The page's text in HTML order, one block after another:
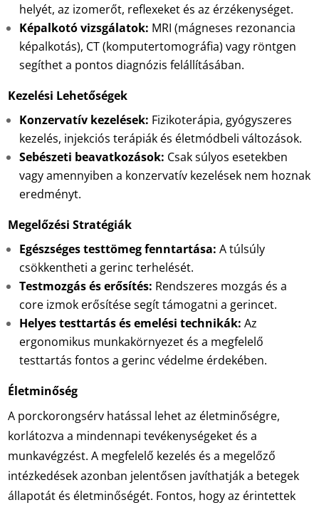
helyét, az izomerőt, reflexeket és az érzékenységet.
Képalkotó vizsgálatok: MRI (mágneses rezonancia
képalkotás), CT (komputertomográfia) vagy röntgen
segíthet a pontos diagnózis felállításában.
Kezelési Lehetőségek
Konzervatív kezelések: Fizikoterápia, gyógyszeres
kezelés, injekciós terápiák és életmódbeli változások.
Sebészeti beavatkozások: Csak súlyos esetekben
vagy amennyiben a konzervatív kezelések nem hoznak
eredményt.
Megelőzési Stratégiák
Egészséges testtömeg fenntartása: A túlsúly
csökkentheti a gerinc terhelését.
Testmozgás és erősítés: Rendszeres mozgás és a
core izmok erősítése segít támogatni a gerincet.
Helyes testtartás és emelési technikák: Az
ergonomikus munkakörnyezet és a megfelelő
testtartás fontos a gerinc védelme érdekében.
Életminőség
A porckorongsérv hatással lehet az életminőségre,
korlátozva a mindennapi tevékenységeket és a
munkavégzést. A megfelelő kezelés és a megelőző
intézkedések azonban jelentősen javíthatják a betegek
állapotát és életminőségét. Fontos, hogy az érintettek